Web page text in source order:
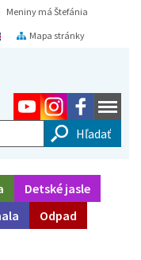
Meniny má Štefánia
Mapa stránky
Detské jasle
Odpad